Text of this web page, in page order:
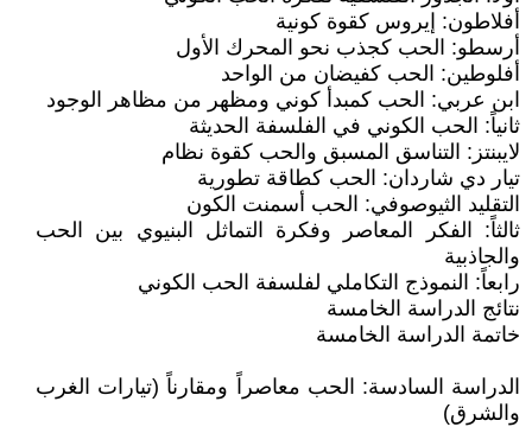
أفلاطون: إيروس كقوة كونية
أرسطو: الحب كجذب نحو المحرك الأول
أفلوطين: الحب كفيضان من الواحد
ابن عربي: الحب كمبدأ كوني ومظهر من مظاهر الوجود
ثانياً: الحب الكوني في الفلسفة الحديثة
لايبنتز: التناسق المسبق والحب كقوة نظام
تيار دي شاردان: الحب كطاقة تطورية
التقليد الثيوصوفي: الحب أسمنت الكون
ثالثاً: الفكر المعاصر وفكرة التماثل البنيوي بين الحب
والجاذبية
رابعاً: النموذج التكاملي لفلسفة الحب الكوني
نتائج الدراسة الخامسة
خاتمة الدراسة الخامسة
الدراسة السادسة: الحب معاصراً ومقارناً (تيارات الغرب
والشرق)